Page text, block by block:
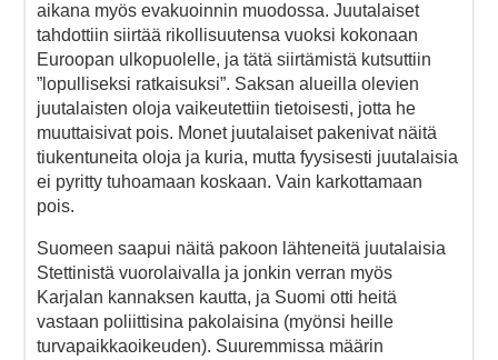
aikana myös evakuoinnin muodossa. Juutalaiset
tahdottiin siirtää rikollisuutensa vuoksi kokonaan
Euroopan ulkopuolelle, ja tätä siirtämistä kutsuttiin
”lopulliseksi ratkaisuksi”. Saksan alueilla olevien
juutalaisten oloja vaikeutettiin tietoisesti, jotta he
muuttaisivat pois. Monet juutalaiset pakenivat näitä
tiukentuneita oloja ja kuria, mutta fyysisesti juutalaisia
ei pyritty tuhoamaan koskaan. Vain karkottamaan
pois.
Suomeen saapui näitä pakoon lähteneitä juutalaisia
Stettinistä vuorolaivalla ja jonkin verran myös
Karjalan kannaksen kautta, ja Suomi otti heitä
vastaan poliittisina pakolaisina (myönsi heille
turvapaikkaoikeuden). Suuremmissa määrin